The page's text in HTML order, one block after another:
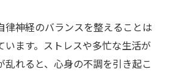
律神経のバランスを整えることは
います。ストレスや多忙な生活が
乱れると、心身の不調を引き起こ